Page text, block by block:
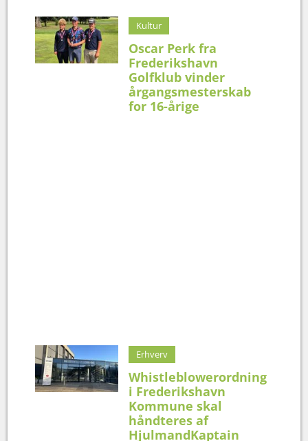
Kultur
Oscar Perk fra
Frederikshavn
Golfklub vinder
årgangsmesterskab
for 16-årige
Erhverv
Whistleblowerordning
i Frederikshavn
Kommune skal
håndteres af
HjulmandKaptain